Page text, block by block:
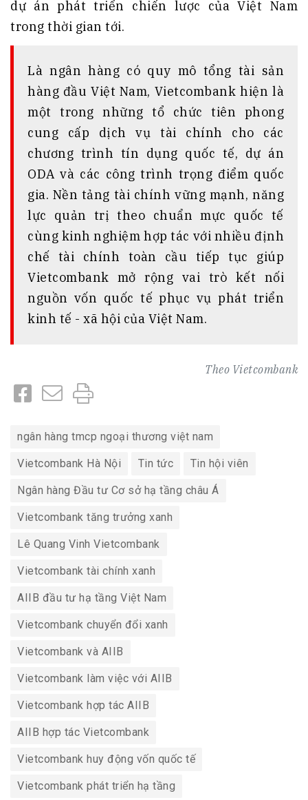
dự án phát triển chiến lược của Việt Nam
trong thời gian tới.
Là ngân hàng có quy mô tổng tài sản
hàng đầu Việt Nam, Vietcombank hiện là
một trong những tổ chức tiên phong
cung cấp dịch vụ tài chính cho các
chương trình tín dụng quốc tế, dự án
ODA và các công trình trọng điểm quốc
gia. Nền tảng tài chính vững mạnh, năng
lực quản trị theo chuẩn mực quốc tế
cùng kinh nghiệm hợp tác với nhiều định
chế tài chính toàn cầu tiếp tục giúp
Vietcombank mở rộng vai trò kết nối
nguồn vốn quốc tế phục vụ phát triển
kinh tế - xã hội của Việt Nam.
Theo Vietcombank
ngân hàng tmcp ngoại thương việt nam
Vietcombank Hà Nội Tin tức Tin hội viên
Ngân hàng Đầu tư Cơ sở hạ tầng châu Á
Vietcombank tăng trưởng xanh
Lê Quang Vinh Vietcombank
Vietcombank tài chính xanh
AIIB đầu tư hạ tầng Việt Nam
Vietcombank chuyển đổi xanh
Vietcombank và AIIB
Vietcombank làm việc với AIIB
Vietcombank hợp tác AIIB
AIIB hợp tác Vietcombank
Vietcombank huy động vốn quốc tế
Vietcombank phát triển hạ tầng